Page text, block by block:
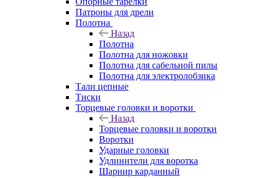
Патроны для дрели
Полотна
Назад
Полотна
Полотна для ножовки
Полотна для сабельной пилы
Полотна для электролобзика
Тали цепные
Тиски
Торцевые головки и воротки
Назад
Торцевые головки и воротки
Воротки
Ударные головки
Удлинители для воротка
Шарнир карданный